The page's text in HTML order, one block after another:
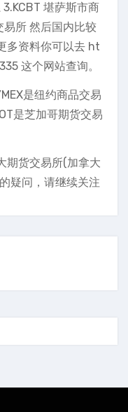
堪萨斯市商
所 然后国内比较
多资料你可以去 ht
这个网站查询。
是纽约商品交易
是芝加哥期货交易
期货交易所(加拿大
疑问，请继续关注